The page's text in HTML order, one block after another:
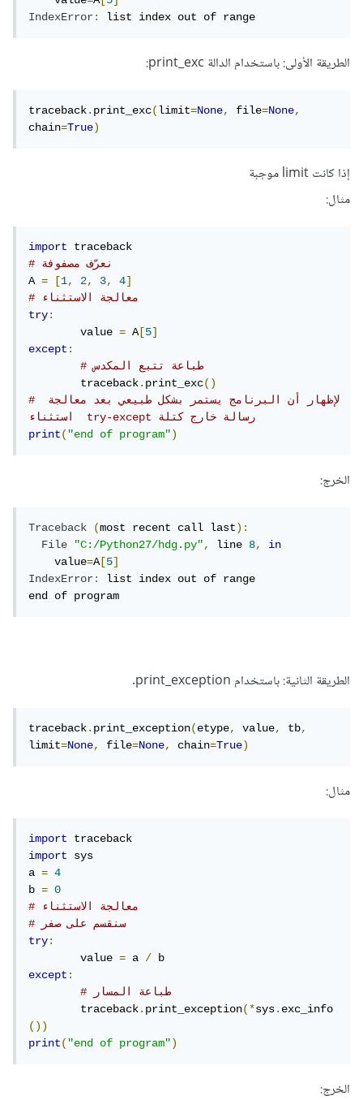
IndexError: list index out of range
الطريقة الأولى: باستخدام الدالة print_exc:
traceback.print_exc(limit=None, file=None,
chain=True)
إذا كانت limit موجبة
مثال:
import
# نعرّف مصفوفة
A = [1, 2, 3, 4]
# معالجة الاستثناء
try:
	value
= A[5]
except:
# طباعة تتبع المكدس
	traceback
.print_exc()
# لإظهار أن البرنامج يستمر بشكل طبيعي بعد معالجة
استثناء  try-except رسالة خارج كتلة
print("end of program")
الخرج:
Traceback (most recent call last):
File
"C:/Python27/hdg.py", line 8,
in
    value
=A[5]
IndexError:
list index out of range
end of program
الطريقة الثانية: باستخدام print_exception.
traceback.print_exception(etype, value, tb,
limit=None, file=None, chain=True)
مثال:
import
import
sys
a =
4
b =
0
# معالجة الاستثناء
# سنقسم على صفر
try:
	value
= a /
except:
# طباعة المسار
	traceback
.print_exception(*sys.exc_info
())
print("end of program")
الخرج: